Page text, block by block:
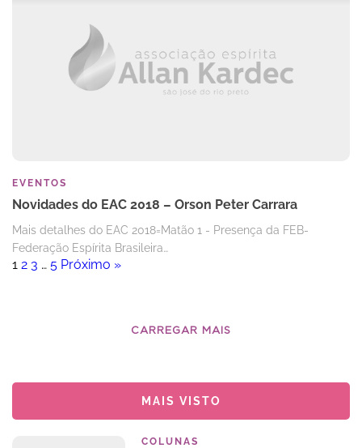
EVENTOS
Novidades do EAC 2018 – Orson Peter Carrara
Mais detalhes do EAC 2018=Matão 1 - Presença da FEB-
Federação Espírita Brasileira…
1 2 3 … 5 Próximo »
CARREGAR MAIS
MAIS VISTO
COLUNAS